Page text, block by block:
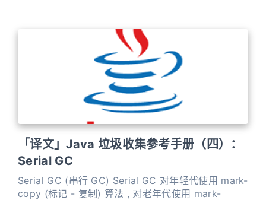
线程，因此得名 “(Parallel)”。通过并行
「译文」Java 垃圾收集参考手册（四）：
Serial GC
Serial GC (串行 GC) Serial GC 对年轻代使用 mark-
copy (标记 - 复制) 算法 , 对老年代使用 mark-